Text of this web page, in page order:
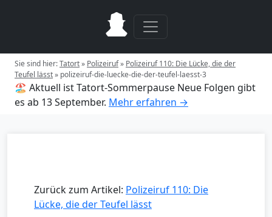
Sie sind hier:Tatort» Polizeiruf» Polizeiruf 110: Die Lücke, die der
Teufel lässt» polizeiruf-die-luecke-die-der-teufel-laesst-3
🏖️ Aktuell ist Tatort-Sommerpause Neue Folgen gibt
es ab 13 September. Mehr erfahren →
Zurück zum Artikel: Polizeiruf 110: Die
Lücke, die der Teufel lässt